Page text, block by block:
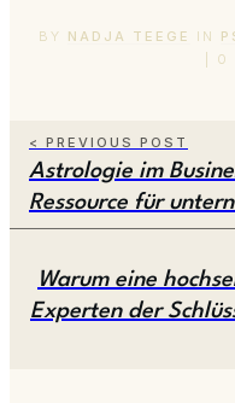
BY NADJA TEEGE IN
0
< PREVIOUS POST
Astrologie im
Ressource für
Warum eine
Experten der